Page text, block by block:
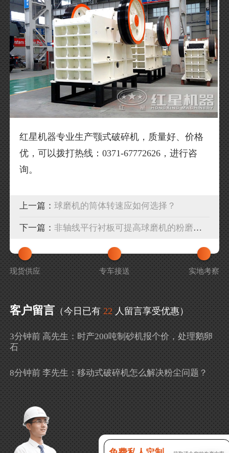
红星机器专业生产颚式破碎机，质量好、价格
优，可以拨打热线：0371-67772626，进行咨
询。
上一篇：球磨机的筒体转速应如何选择？
下一篇：非轴线平行衬板可提高球磨机的粉磨效率
现货供应 专车接送 实地考察
客户留言 （今日已有 22 人留言享受优惠）
3分钟前 高先生：时产200吨制砂机报个价，处理鹅卵
石
8分钟前 李先生：移动式破碎机怎么解决粉尘问题？
吗？
16分钟前 程先生：破碎生产线出个方案及报价，有什
么售后服务？